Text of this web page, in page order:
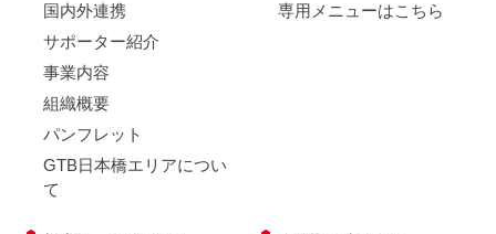
国内外連携
サポーター紹介
事業内容
組織概要
パンフレット
GTB日本橋エリアについ
て
専用メニューはこちら